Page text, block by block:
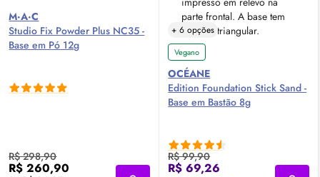
M·A·C
Studio Fix Powder Plus NC35 -
Base em Pó 12g
R$ 298,90
R$ 260,90
+ 6 opções
Vegano
OCÉANE
Edition Foundation Stick Sand -
Base em Bastão 8g
R$ 99,90
R$ 69,26